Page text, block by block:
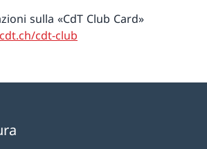
sulla «CdT Club Card»
cdt-club